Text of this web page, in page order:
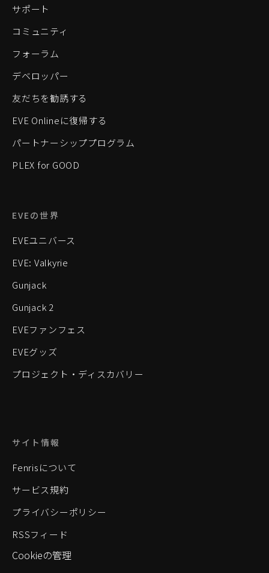
サポート
コミュニティ
フォーラム
デベロッパー
友だちを勧誘する
EVE Onlineに復帰する
パートナーシッププログラム
PLEX for GOOD
EVEの世界
EVEユニバース
EVE: Valkyrie
Gunjack
Gunjack 2
EVEファンフェス
EVEグッズ
プロジェクト・ディスカバリー
サイト情報
Fenrisについて
サービス規約
プライバシーポリシー
RSSフィード
Cookieの管理